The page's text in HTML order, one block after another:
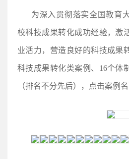
为深入贯彻落实全国教育
校科技成果转化成功经验，激
业活力，营造良好的科技成果
科技成果转化类案例、 16个体
（排名不分先后），点击案例